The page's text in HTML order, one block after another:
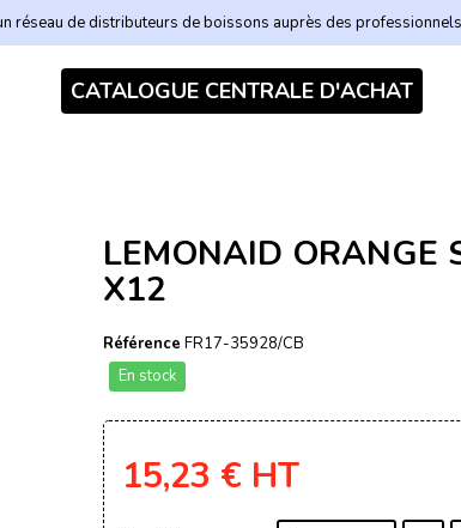
réseau de distributeurs de boissons auprès des
CATALOGUE CENTRALE D'ACHAT
LEMONAID ORANGE
X12
Référence FR17-35928/CB
En stock
15,23 € HT